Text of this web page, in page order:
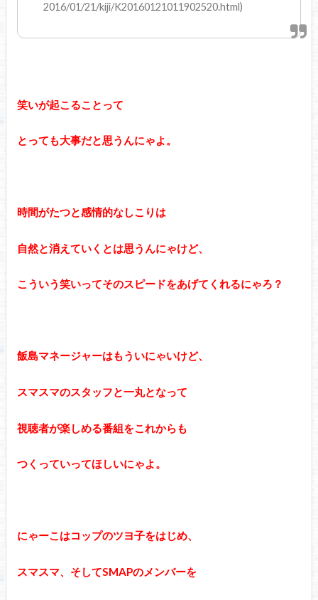
2016/01/21/kiji/K20160121011902520.html)
笑いが起こることって
とっても大事だと思うんにゃよ。
時間がたつと感情的なしこりは
自然と消えていくとは思うんにゃけど、
こういう笑いってそのスピードをあげてくれるにゃろ？
飯島マネージャーはもういにゃいけど、
スマスマのスタッフと一丸となって
視聴者が楽しめる番組をこれからも
つくっていってほしいにゃよ。
にゃーこはコップのツヨ子をはじめ、
スマスマ、そしてSMAPのメンバーを